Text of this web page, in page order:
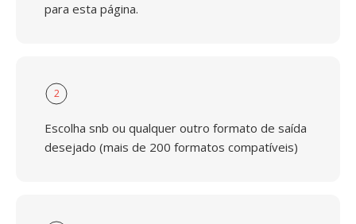
para esta página.
2
Escolha snb ou qualquer outro formato de saída
desejado (mais de 200 formatos compatíveis)